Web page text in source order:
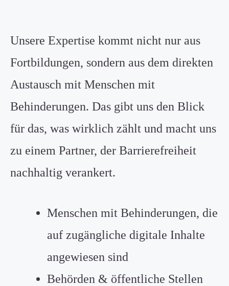
Unsere Expertise kommt nicht nur aus
Fortbildungen, sondern aus dem direkten
Austausch mit Menschen mit
Behinderungen. Das gibt uns den Blick
für das, was wirklich zählt und macht uns
zu einem Partner, der Barrierefreiheit
nachhaltig verankert.
Menschen mit Behinderungen, die
auf zugängliche digitale Inhalte
angewiesen sind
Behörden & öffentliche Stellen